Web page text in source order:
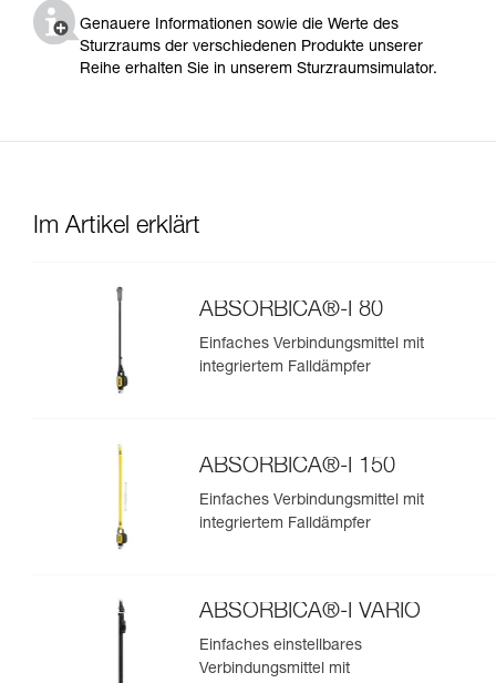
Genauere Informationen sowie die Werte des
Sturzraums der verschiedenen Produkte unserer
Reihe erhalten Sie in unserem Sturzraumsimulator.
Im Artikel erklärt
ABSORBICA®-I 80
Einfaches Verbindungsmittel mit
integriertem Falldämpfer
ABSORBICA®-I 150
Einfaches Verbindungsmittel mit
integriertem Falldämpfer
ABSORBICA®-I VARIO
Einfaches einstellbares
Verbindungsmittel mit